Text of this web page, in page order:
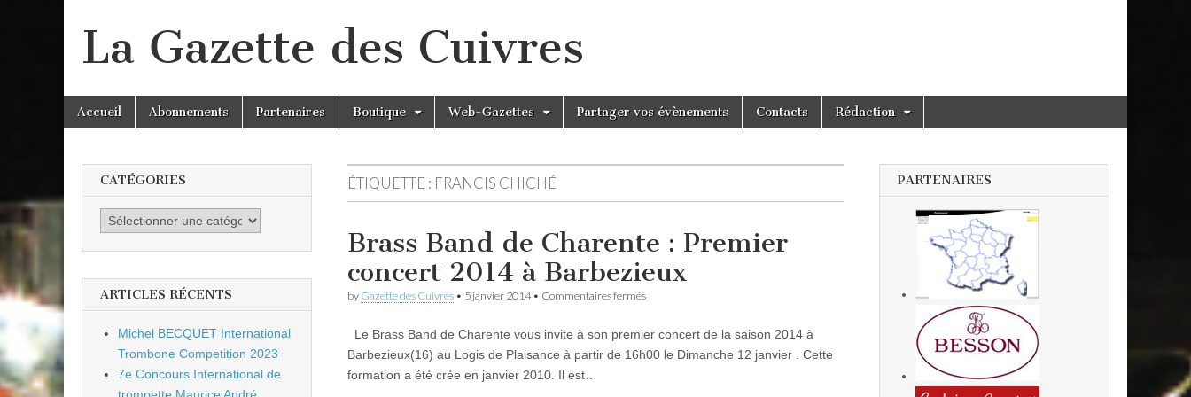
La Gazette des Cuivres
Main
menu
Skip
Accueil Abonnements Partenaires Boutique Web-Gazettes Partager vos évènements Contacts Rédaction
ÉTIQUETTE : FRANCIS CHICHÉ
Brass Band de Charente : Premier
concert 2014 à Barbezieux
by Gazette des Cuivres • 5 janvier 2014• Commentaires ferméssur
de
Charente
Le Brass Band de Charente vous invite à son premier concert de la saison 2014 à
Barbezieux(16) au Logis de Plaisance à partir de 16h00 le Dimanche 12 janvier . Cette
formation a été crée en janvier 2010. Il est…
CATÉGORIES
Catégories
ARTICLES RÉCENTS
Michel BECQUET International
Trombone Competition 2023
7e Concours International de
PARTENAIRES